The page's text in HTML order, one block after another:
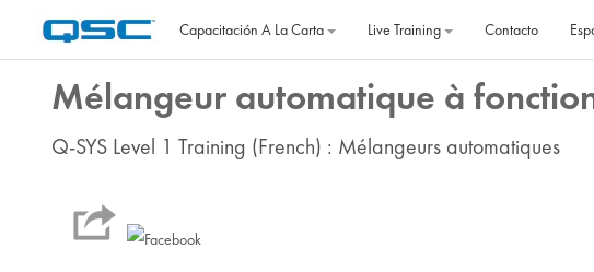
Capacitación A La Carta
Live Training Contacto
Mélangeur automatique à
Q-SYS Level 1 Training (French) : Mélangeurs automatiques